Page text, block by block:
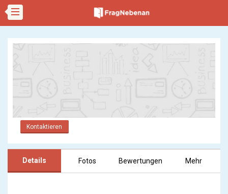
Kontaktieren
Details Fotos Bewertungen Mehr